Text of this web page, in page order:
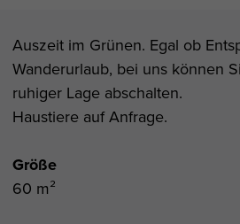
Auszeit im Grünen. Egal ob
Wanderurlaub, bei uns können
ruhiger Lage abschalten.
Haustiere auf Anfrage.
Größe
60 m²